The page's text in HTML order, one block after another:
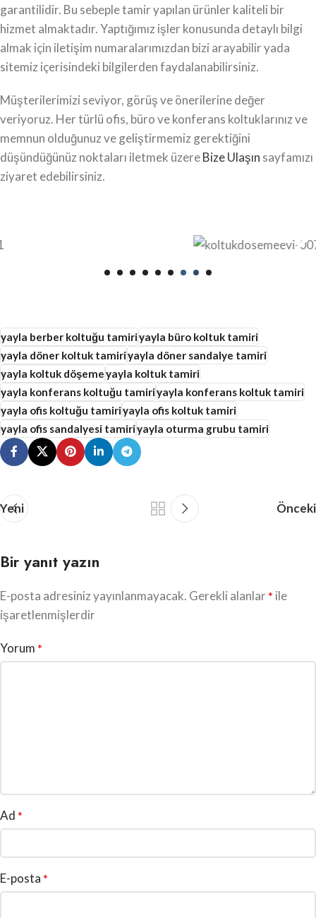
garantilidir. Bu sebeple tamir yapılan ürünler kaliteli bir
hizmet almaktadır. Yaptığımız işler konusunda detaylı bilgi
almak için iletişim numaralarımızdan bizi arayabilir yada
sitemiz içerisindeki bilgilerden faydalanabilirsiniz.
Müşterilerimizi seviyor, görüş ve önerilerine değer
veriyoruz. Her türlü ofis, büro ve konferans koltuklarınız ve
memnun olduğunuz ve geliştirmemiz gerektiğini
düşündüğünüz noktaları iletmek üzereBize Ulaşın sayfamızı
ziyaret edebilirsiniz.
yayla berber koltuğu tamiriyayla büro koltuk tamiri
yayla döner koltuk tamiriyayla döner sandalye tamiri
yayla koltuk döşemeyayla koltuk tamiri
yayla konferans koltuğu tamiriyayla konferans koltuk tamiri
yayla ofis koltuğu tamiriyayla ofis koltuk tamiri
yayla ofis sandalyesi tamiriyayla oturma grubu tamiri
Yeni Önceki
Bir yanıt yazın
E-posta adresiniz yayınlanmayacak. Gerekli alanlar* ile
işaretlenmişlerdir
Yorum *
Ad *
E-posta *